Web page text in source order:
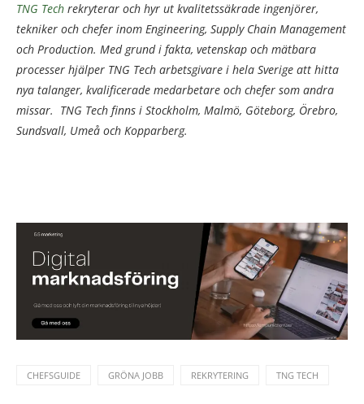
TNG Tech rekryterar och hyr ut kvalitetssäkrade ingenjörer,
tekniker och chefer inom Engineering, Supply Chain Management
och Production. Med grund i fakta, vetenskap och mätbara
processer hjälper TNG Tech arbetsgivare i hela Sverige att hitta
nya talanger, kvalificerade medarbetare och chefer som andra
missar. TNG Tech finns i Stockholm, Malmö, Göteborg, Örebro,
Sundsvall, Umeå och Kopparberg.
CHEFSGUIDE GRÖNA JOBB REKRYTERING TNG TECH